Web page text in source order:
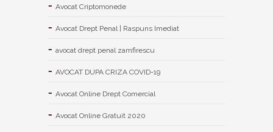
Avocat Criptomonede
Avocat Drept Penal | Raspuns Imediat
avocat drept penal zamfirescu
AVOCAT DUPA CRIZA COVID-19
Avocat Online Drept Comercial
Avocat Online Gratuit 2020